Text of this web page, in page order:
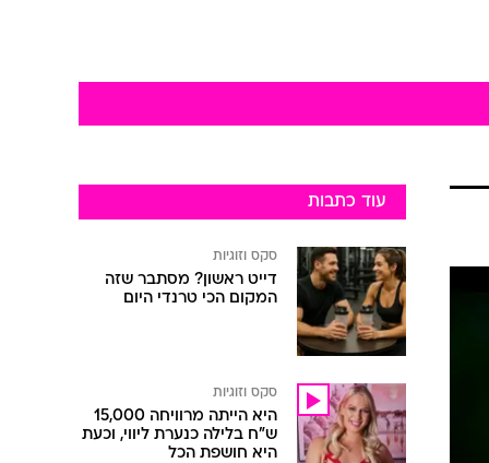
עוד כתבות
סקס וזוגיות
דייט ראשון? מסתבר שזה
המקום הכי טרנדי היום
סקס וזוגיות
היא הייתה מרוויחה 15,000
ש"ח בלילה כנערת ליווי, וכעת
היא חושפת הכל